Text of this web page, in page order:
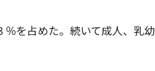
を占めた。続いて成人、乳